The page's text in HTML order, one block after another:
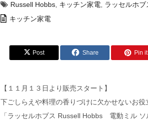
Russell Hobbs, キッチン家電, ラッセルホブ
キッチン家電
Post Share Pin it
【１１月１３日より販売スタート】
下ごしらえや料理の香りづけに欠かせないお役
「ラッセルホブス Russell Hobbs 電動ミル ソ